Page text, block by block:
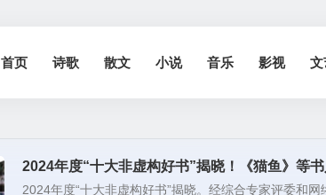
首页 诗歌 散文 小说 音乐 影视 文
2024年度“十大非虚构好书”揭晓！《猫鱼》等
2024年度“十大非虚构好书”揭晓。经综合专家评委和